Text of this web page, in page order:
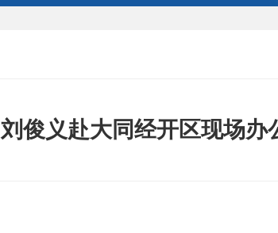
刘俊义赴大同经开区现场办